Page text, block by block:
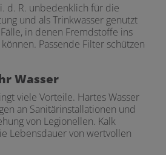
d. R. unbedenklich für die
und als Trinkwasser genutzt
in denen Fremdstoffe ins
Passende Filter schützen
Wasser
viele Vorteile. Hartes Wasser
an Sanitärinstallationen und
von Legionellen. Kalk
Lebensdauer von wertvollen